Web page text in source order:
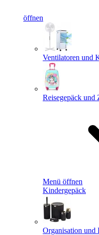
öffnen
Ventilatoren und
Reisegepäck und
Menü öffnen
Kindergepäck
Organisation und